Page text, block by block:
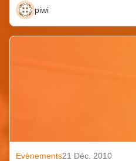
piwi
Evènements21 Déc. 2010